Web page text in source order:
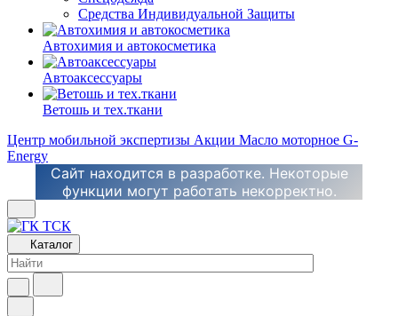
Средства Индивидуальной Защиты
Автохимия и автокосметика
Автоаксессуары
Ветошь и тех.ткани
Центр мобильной экспертизы Акции Масло моторное G-
Energy
Сайт находится в разработке. Некоторые
функции могут работать некорректно.
Каталог